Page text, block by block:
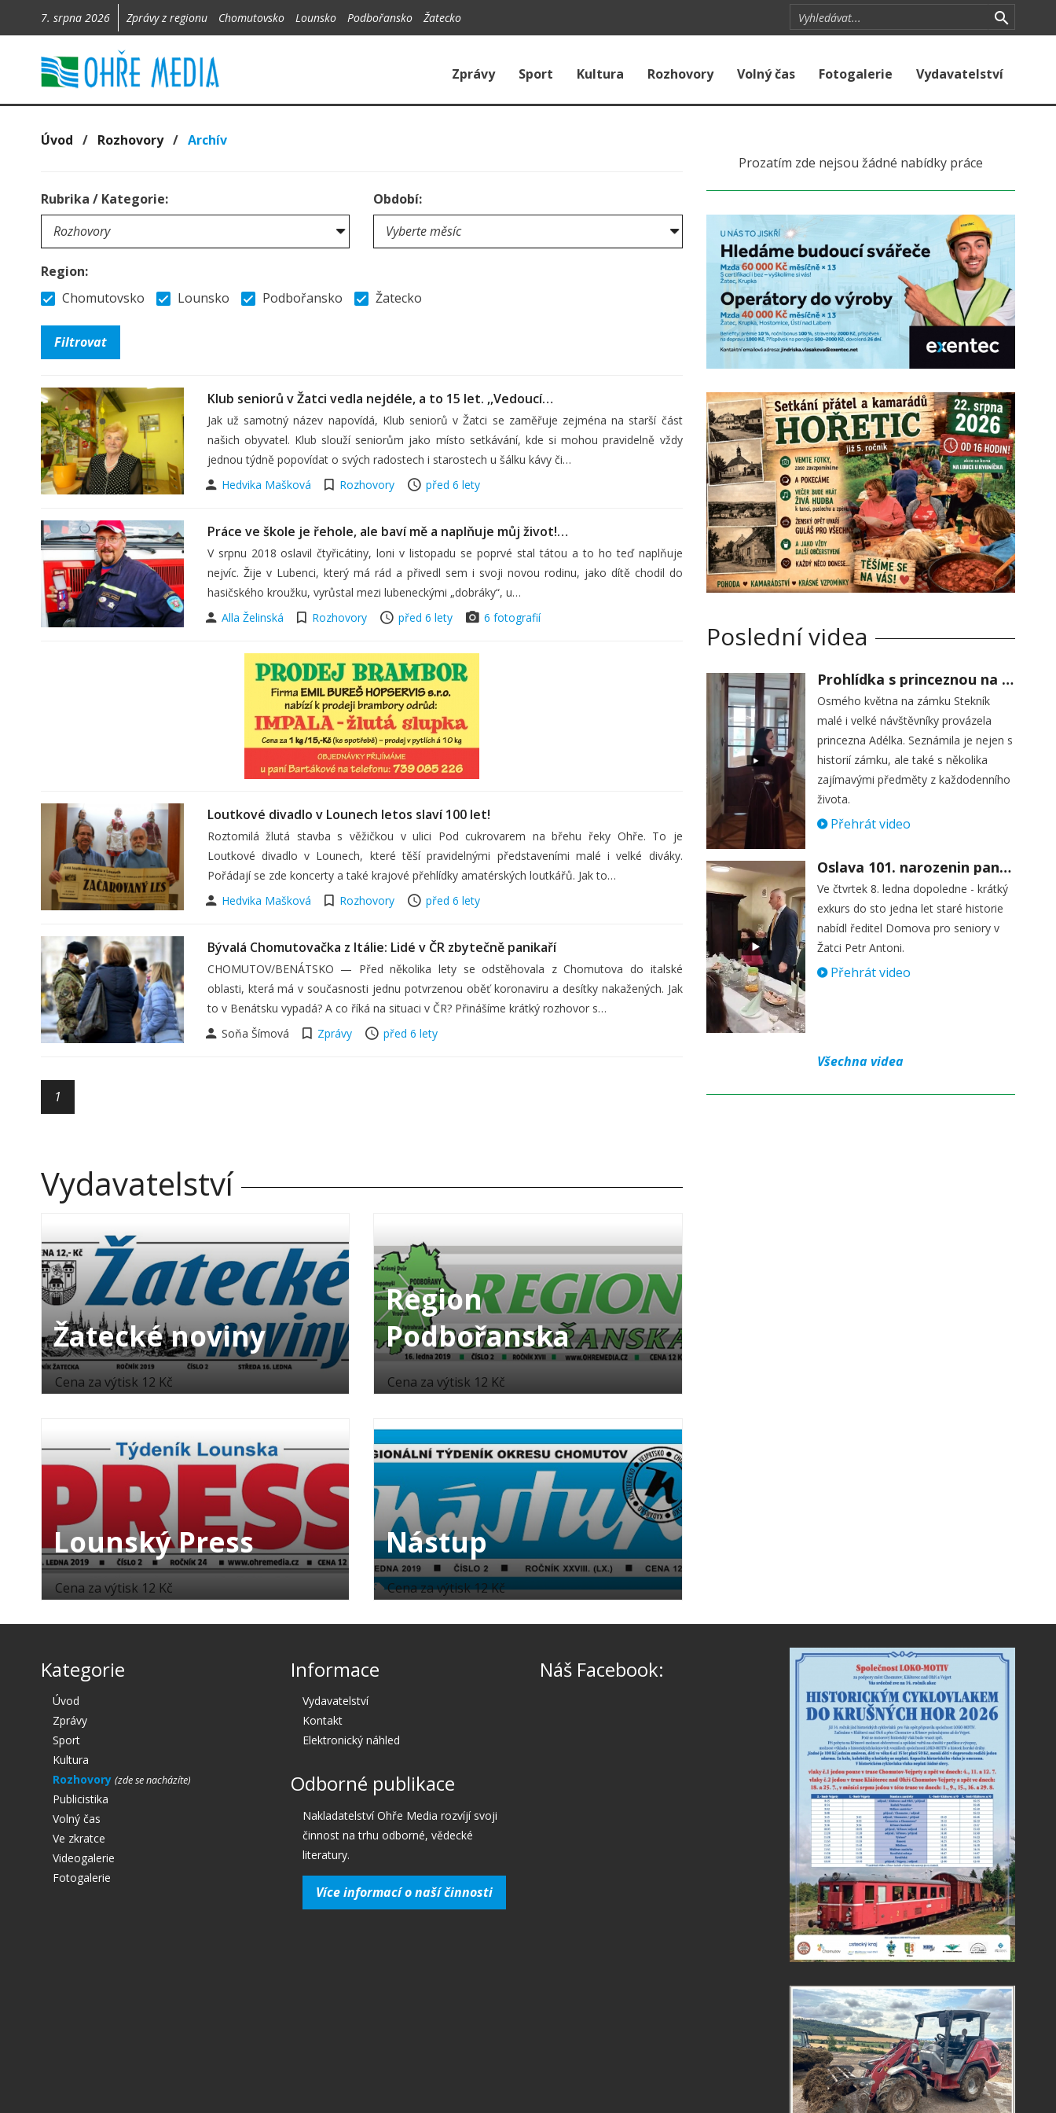
7. srpna 2026 Zprávy z regionu Chomutovsko Lounsko Podbořansko Žatecko
Zprávy Sport Kultura Rozhovory Volný čas Fotogalerie Vydavatelství
Úvod / Rozhovory/ Archív
Rubrika / Kategorie: Období:
Region:
Chomutovsko
Lounsko Podbořansko Žatecko
Klub seniorů v Žatci vedla nejdéle, a to 15 let. ,,Vedoucí…
Jak už samotný název napovídá, Klub seniorů v Žatci se zaměřuje zejména na starší část
našich obyvatel. Klub slouží seniorům jako místo setkávání, kde si mohou pravidelně vždy
jednou týdně popovídat o svých radostech i starostech u šálku kávy či…
Hedvika Mašková
Rozhovory před 6 lety
Práce ve škole je řehole, ale baví mě a naplňuje můj život!…
V srpnu 2018 oslavil čtyřicátiny, loni v listopadu se poprvé stal tátou a to ho teď naplňuje
nejvíc. Žije v Lubenci, který má rád a přivedl sem i svoji novou rodinu, jako dítě chodil do
hasičského kroužku, vyrůstal mezi lubeneckými „dobráky“, u…
Alla Želinská
Rozhovory před 6 lety 6 fotografií
Loutkové divadlo v Lounech letos slaví 100 let!
Roztomilá žlutá stavba s věžičkou v ulici Pod cukrovarem na břehu řeky Ohře. To je
Loutkové divadlo v Lounech, které těší pravidelnými představeními malé i velké diváky.
Pořádají se zde koncerty a také krajové přehlídky amatérských loutkářů. Jak to…
Hedvika Mašková
Rozhovory před 6 lety
Bývalá Chomutovačka z Itálie: Lidé v ČR zbytečně panikaří
CHOMUTOV/BENÁTSKO — Před několika lety se odstěhovala z Chomutova do italské
oblasti, která má v současnosti jednu potvrzenou oběť koronaviru a desítky nakažených. Jak
to v Benátsku vypadá? A co říká na situaci v ČR? Přinášíme krátký rozhovor s…
Soňa Šímová
Zprávy před 6 lety
1
Vydavatelství
Žatecké noviny
Cena za výtisk 12 Kč
Lounský Press
Cena za výtisk 12 Kč
Region
Podbořanska
Cena za výtisk 12 Kč
Nástup
Cena za výtisk 12 Kč
Prozatím zde nejsou žádné nabídky práce
Poslední videa
Prohlídka s princeznou na zámku Stekník
Osmého května na zámku Stekník
malé i velké návštěvníky provázela
princezna Adélka. Seznámila je nejen s
historií zámku, ale také s několika
zajímavými předměty z každodenního
života.
Přehrát video
Oslava 101. narozenin paní Věry Skořepové
Ve čtvrtek 8. ledna dopoledne - krátký
exkurs do sto jedna let staré historie
nabídl ředitel Domova pro seniory v
Žatci Petr Antoni.
Přehrát video
Všechna videa
Kategorie
Úvod
Zprávy
Sport
Kultura
Rozhovory
Publicistika
Volný čas
Ve zkratce
Videogalerie
Fotogalerie
Informace
Vydavatelství
Kontakt
Elektronický náhled
Odborné publikace
Nakladatelství Ohře Media rozvíjí svoji
činnost na trhu odborné, vědecké
literatury.
Více informací o naší činnosti
Náš Facebook: